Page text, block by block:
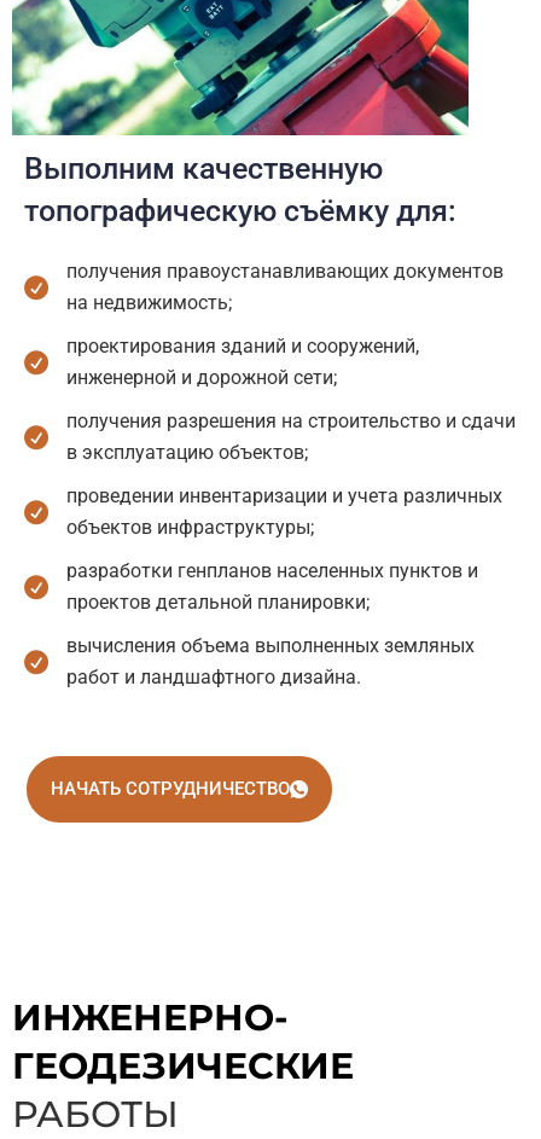
Выполним качественную
топографическую съёмку для:
получения правоустанавливающих документов
на недвижимость;
проектирования зданий и сооружений,
инженерной и дорожной сети;
получения разрешения на строительство и сдачи
в эксплуатацию объектов;
проведении инвентаризации и учета различных
объектов инфраструктуры;
разработки генпланов населенных пунктов и
проектов детальной планировки;
вычисления объема выполненных земляных
работ и ландшафтного дизайна.
НАЧАТЬ СОТРУДНИЧЕСТВО
ИНЖЕНЕРНО-
ГЕОДЕЗИЧЕСКИЕ
РАБОТЫ